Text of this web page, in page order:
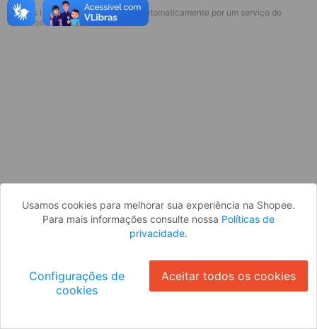
Desculpe, algo deu errado. Faça login
* Esses idiomas serão traduzidos automaticamente por um serviço de
terceiros.
Usamos cookies para melhorar sua experiência na Shopee.
Para mais informações consulte nossa Políticas de
privacidade.
Configurações de
cookies
Aceitar todos os cookies